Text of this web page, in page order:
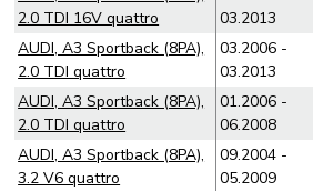
2.0 TDI 16V quattro
03.2013
AUDI, A3 Sportback (8PA),
2.0 TDI quattro
03.2006 -
03.2013
AUDI, A3 Sportback (8PA),
2.0 TDI quattro
01.2006 -
06.2008
AUDI, A3 Sportback (8PA),
3.2 V6 quattro
09.2004 -
05.2009